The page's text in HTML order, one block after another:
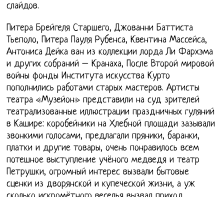
слайдов.
Питера Брейгеля Старшего, Джованни Баттиста
Тьеполо, Питера Пауля Рубенса, Квентина Массейса,
Антониса Дейка ван из коллекции лорда Ли Фархэма
и других собраний – Кранаха, После Второй мировой
войны фонды Института искусства Курто
пополнились работами старых мастеров. Артисты
театра «Музейон» представили на суд зрителей
театрализованные иллюстрации праздничных гуляний
в Кашире: коробейники на Хлебной площади зазывали
звонкими голосами, предлагали пряники, баранки,
платки и другие товары, очень понравилось всем
потешное выступление учёного медведя и театр
Петрушки, огромный интерес вызвали бытовые
сценки из дворянской и купеческой жизни, а уж